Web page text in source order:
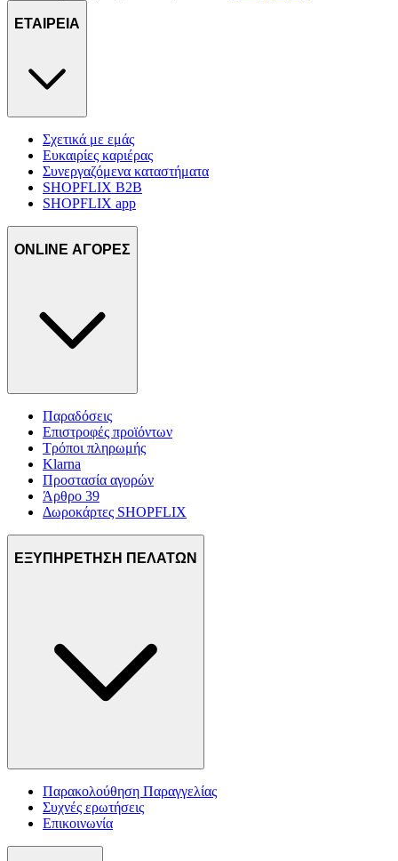
ΕΤΑΙΡΕΙΑ
Σχετικά με εμάς
Ευκαιρίες καριέρας
Συνεργαζόμενα καταστήματα
SHOPFLIX B2B
SHOPFLIX app
ONLINE ΑΓΟΡΕΣ
Παραδόσεις
Επιστροφές προϊόντων
Τρόποι πληρωμής
Klarna
Προστασία αγορών
Άρθρο 39
Δωροκάρτες SHOPFLIX
ΕΞΥΠΗΡΕΤΗΣΗ ΠΕΛΑΤΩΝ
Παρακολούθηση Παραγγελίας
Συχνές ερωτήσεις
Επικοινωνία